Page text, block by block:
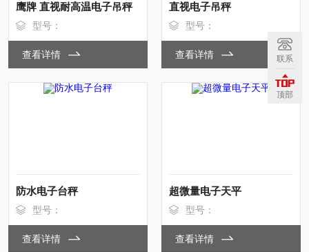
鹰牌 直视耐高温电子吊秤
型号：
查看详情
直视电子吊秤
型号：
查看详情
防水电子台秤
型号：
查看详情
超微量电子天平
型号：
查看详情
联系
顶部